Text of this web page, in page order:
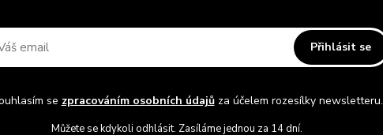
Přihlásit se
se zpracováním osobních údajůza účelem rozesílky newsletteru.
Můžete se kdykoli odhlásit. Zasíláme jednou za 14 dní.